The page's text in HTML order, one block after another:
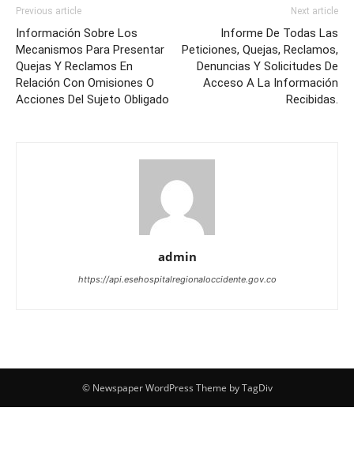
Previous article
Información Sobre Los
Mecanismos Para Presentar
Quejas Y Reclamos En
Relación Con Omisiones O
Acciones Del Sujeto Obligado
Next article
Informe De Todas Las
Peticiones, Quejas, Reclamos,
Denuncias Y Solicitudes De
Acceso A La Información
Recibidas.
admin
https://api.esehospitalregionaloccidente.gov.co
© Newspaper WordPress Theme by TagDiv